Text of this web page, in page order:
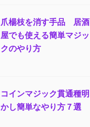
爪楊枝を消す手品 居酒
屋でも使える簡単マジッ
クのやり方
コインマジック貫通種明
かし簡単なやり方７選